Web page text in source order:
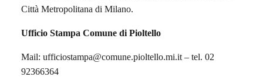
Città Metropolitana di Milano.
Ufficio Stampa Comune di Pioltello
Mail: ufficiostampa@comune.pioltello.mi.it – tel. 02
92366364